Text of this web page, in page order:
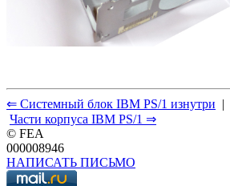
⇐ Системный блок IBM PS/1 изнутри |
Части корпуса IBM PS/1 ⇒
© FEA
000008946
НАПИСАТЬ ПИСЬМО